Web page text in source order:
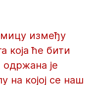
између
која ће бити
је
на којој се наш